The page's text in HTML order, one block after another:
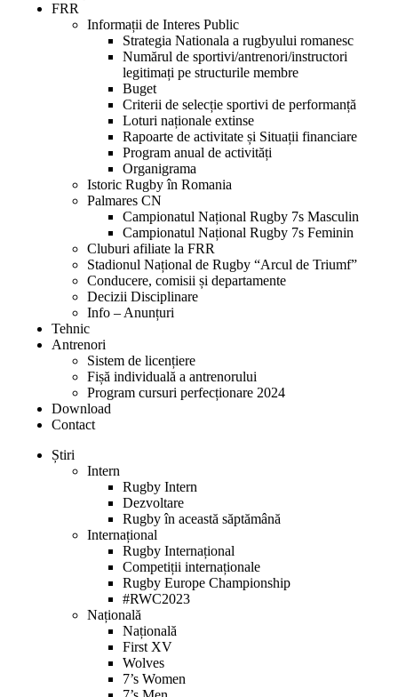
FRR
Informații de Interes Public
Strategia Nationala a rugbyului romanesc
Numărul de sportivi/antrenori/instructori
legitimați pe structurile membre
Buget
Criterii de selecție sportivi de performanță
Loturi naționale extinse
Rapoarte de activitate și Situații financiare
Program anual de activități
Organigrama
Istoric Rugby în Romania
Palmares CN
Campionatul Național Rugby 7s Masculin
Campionatul Național Rugby 7s Feminin
Cluburi afiliate la FRR
Stadionul Național de Rugby “Arcul de Triumf”
Conducere, comisii și departamente
Decizii Disciplinare
Info – Anunțuri
Tehnic
Antrenori
Sistem de licențiere
Fișă individuală a antrenorului
Program cursuri perfecționare 2024
Download
Contact
Știri
Intern
Rugby Intern
Dezvoltare
Rugby în această săptămână
Internațional
Rugby Internațional
Competiții internaționale
Rugby Europe Championship
#RWC2023
Națională
Națională
First XV
Wolves
7’s Women